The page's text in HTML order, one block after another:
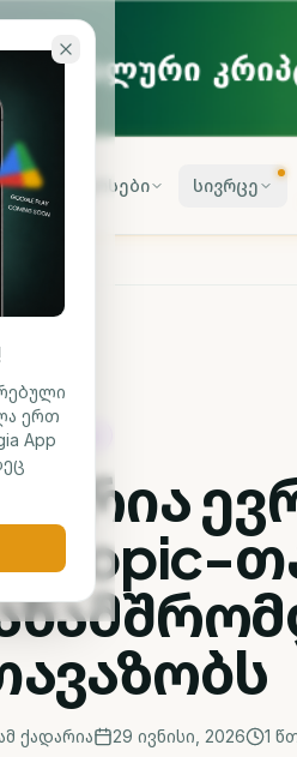
კურსები სივრცე
ქადარია 29 ივნისი, 2026 1
ერთ
App